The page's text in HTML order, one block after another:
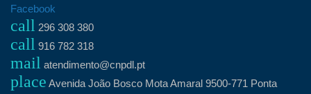
Skip
content
Facebook
call 296 308 380
call 916 782 318
mail atendimento@cnpdl.pt
place Avenida João Bosco Mota Amaral 9500-771 Ponta